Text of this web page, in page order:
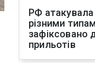
РФ атакувала
різними
зафіксовано
прильотів